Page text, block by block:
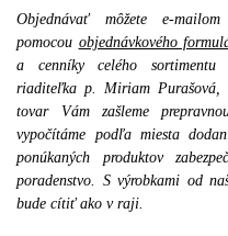
Objednávať môžete e-
pomocou objednávkového
a cenníky celého sortimentu
riaditeľka p. Miriam
tovar Vám zašleme
vypočítáme podľa miesta
ponúkaných produktov
poradenstvo. S výrobkami od
bude cítiť ako v raji.